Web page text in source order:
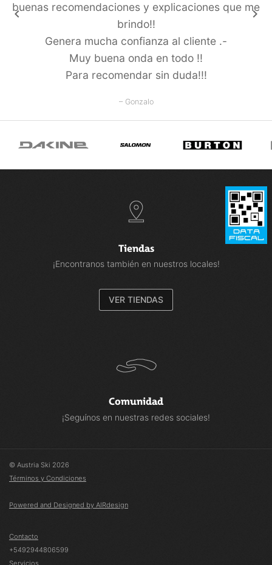
buenas recomendaciones y explicaciones que me
brindo!!
Genera mucha confianza al cliente .-
Muy buena onda en todo !!
Para recomendar sin duda!!!
– Gonzalo
keyboard_arrow_left keyboard_arrow_right
Tiendas
¡Encontranos también en nuestros locales!
VER TIENDAS
Comunidad
¡Seguínos en nuestras redes sociales!
© Austria Ski 2026
Términos y Condiciones
Powered and Designed by AIRdesign
Contacto
+5492944806599